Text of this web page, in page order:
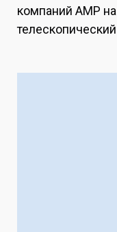
компаний АМР
телескопический